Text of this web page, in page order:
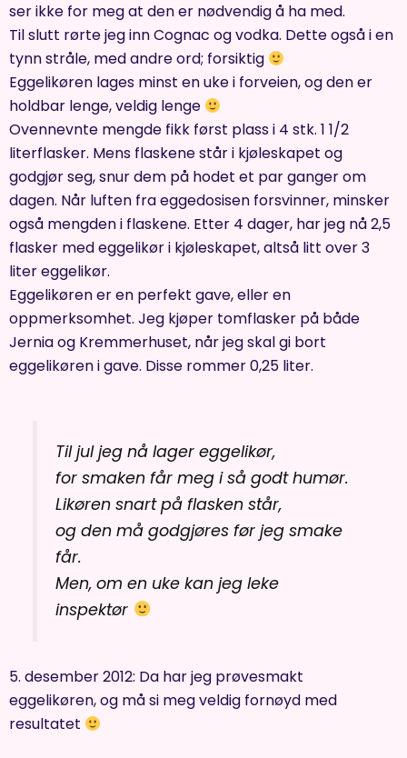
ser ikke for meg at den er nødvendig å ha med.
Til slutt rørte jeg inn Cognac og vodka. Dette også i en
tynn stråle, med andre ord; forsiktig
Eggelikøren lages minst en uke i forveien, og den er
holdbar lenge, veldig lenge
Ovennevnte mengde fikk først plass i 4 stk. 1 1/2
literflasker. Mens flaskene står i kjøleskapet og
godgjør seg, snur dem på hodet et par ganger om
dagen. Når luften fra eggedosisen forsvinner, minsker
også mengden i flaskene. Etter 4 dager, har jeg nå 2,5
flasker med eggelikør i kjøleskapet, altså litt over 3
liter eggelikør.
Eggelikøren er en perfekt gave, eller en
oppmerksomhet. Jeg kjøper tomflasker på både
Jernia og Kremmerhuset, når jeg skal gi bort
eggelikøren i gave. Disse rommer 0,25 liter.
Til jul jeg nå lager eggelikør,
for smaken får meg i så godt humør.
Likøren snart på flasken står,
og den må godgjøres før jeg smake
får.
Men, om en uke kan jeg leke
inspektør
5. desember 2012: Da har jeg prøvesmakt
eggelikøren, og må si meg veldig fornøyd med
resultatet